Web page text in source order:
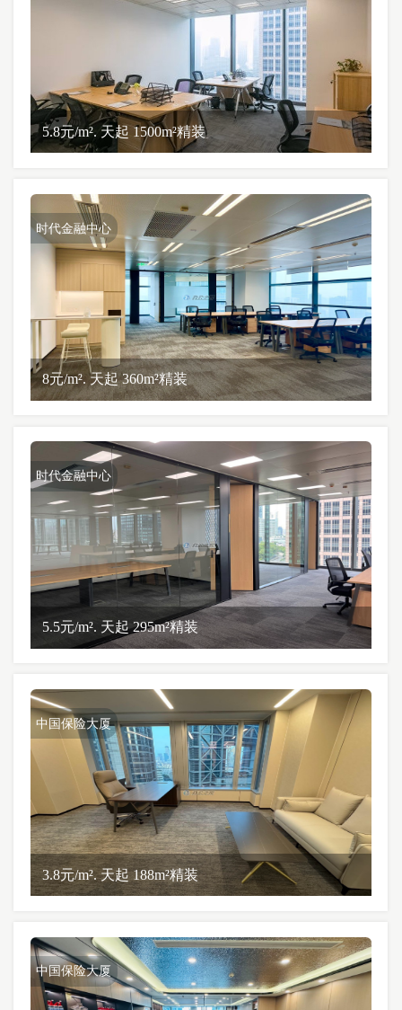
5.8元/m². 天起 1500m²精装
时代金融中心
8元/m². 天起 360m²精装
时代金融中心
5.5元/m². 天起 295m²精装
中国保险大厦
3.8元/m². 天起 188m²精装
中国保险大厦